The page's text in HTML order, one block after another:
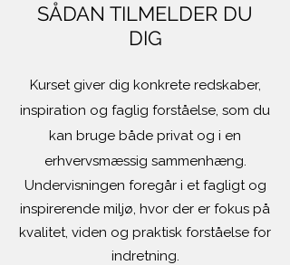
SÅDAN TILMELDER DU
DIG
Kurset giver dig konkrete redskaber,
inspiration og faglig forståelse, som du
kan bruge både privat og i en
erhvervsmæssig sammenhæng.
Undervisningen foregår i et fagligt og
inspirerende miljø, hvor der er fokus på
kvalitet, viden og praktisk forståelse for
indretning.